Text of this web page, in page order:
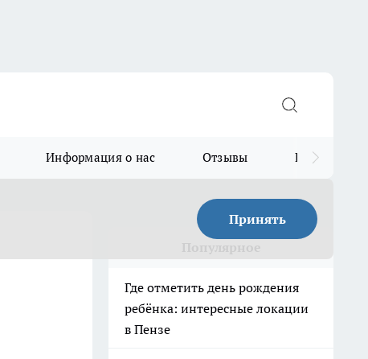
Информация о нас Отзывы Прайс для
Принять
Где отметить день рождения
ребёнка: интересные локации
в Пензе